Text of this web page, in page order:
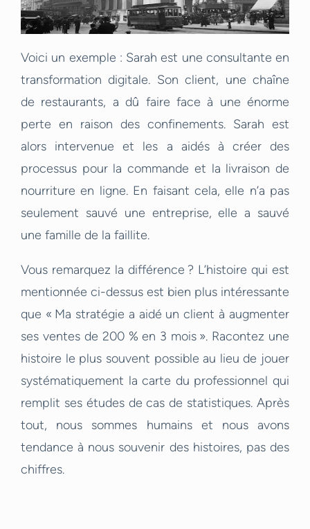
Voici un exemple : Sarah est une consultante en
transformation digitale. Son client, une chaîne
de restaurants, a dû faire face à une énorme
perte en raison des confinements. Sarah est
alors intervenue et les a aidés à créer des
processus pour la commande et la livraison de
nourriture en ligne. En faisant cela, elle n’a pas
seulement sauvé une entreprise, elle a sauvé
une famille de la faillite.
Vous remarquez la différence ? L’histoire qui est
mentionnée ci-dessus est bien plus intéressante
que « Ma stratégie a aidé un client à augmenter
ses ventes de 200 % en 3 mois ». Racontez une
histoire le plus souvent possible au lieu de jouer
systématiquement la carte du professionnel qui
remplit ses études de cas de statistiques. Après
tout, nous sommes humains et nous avons
tendance à nous souvenir des histoires, pas des
chiffres.